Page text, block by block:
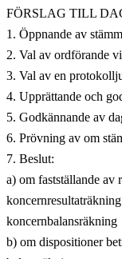
FÖRSLAG TILL
1. Öppnande av
2. Val av ordförande
3. Val av en
4. Upprättande och
5. Godkännande av
6. Prövning av om
7. Beslut:
a) om fastställande av
koncernbalansräkning
b) om dispositioner